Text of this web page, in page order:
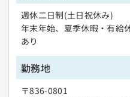
週休二日制(土日祝休み)
年末年始、夏季休暇・有給
あり
勤務地
〒836-0801